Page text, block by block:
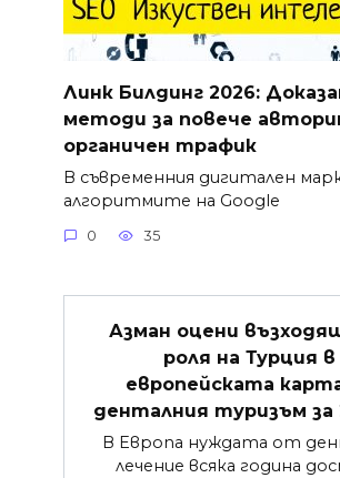
Линк Билдинг 2026:
методи за повече
органичен трафик
В съвременния дигитален
алгоритмите на Google
0 35
Азман оцени
роля на Турция в
европейската
денталния туризъм за
В Европа нуждата от
лечение всяка година